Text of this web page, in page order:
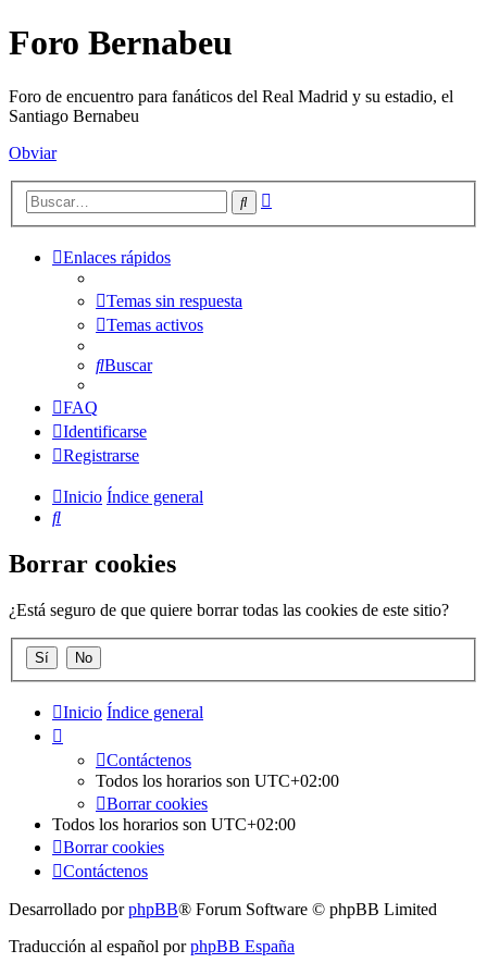
Foro Bernabeu
Foro de encuentro para fanáticos del Real Madrid y su estadio, el
Santiago Bernabeu
Obviar
Buscar
Enlaces rápidos
Temas sin respuesta
Temas activos
Buscar
FAQ
Identificarse
Registrarse
Inicio Índice general
Buscar
Borrar cookies
¿Está seguro de que quiere borrar todas las cookies de este sitio?
Inicio Índice general
Contáctenos
Todos los horarios son UTC+02:00
Borrar cookies
Todos los horarios son UTC+02:00
Borrar cookies
Contáctenos
Desarrollado porphpBB® Forum Software © phpBB Limited
Traducción al español porphpBB España